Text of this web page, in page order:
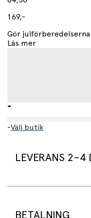
169,-
Gör
Läs mer
-Välj butik
LEVERANS 2–4
Standard leveranstid
BETALNING